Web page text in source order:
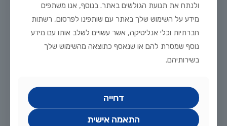
ולנתח את תנועת הגולשים באתר. בנוסף, אנו משתפים
מידע על השימוש שלך באתר עם שותפינו לפרסום, רשתות
חברתיות וכלי אנליטיקה, אשר עשויים לשלב אותו עם מידע
נוסף שמסרת להם או שנאסף כתוצאה מהשימוש שלך
בשירותיהם.
דחייה
התאמה אישית